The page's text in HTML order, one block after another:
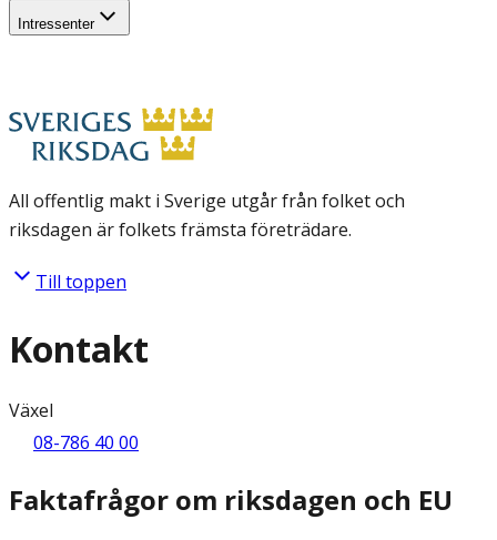
Intressenter
All offentlig makt i Sverige utgår från folket och
riksdagen är folkets främsta företrädare.
Till toppen
Kontakt
Växel
08-786 40 00
Faktafrågor om riksdagen och EU